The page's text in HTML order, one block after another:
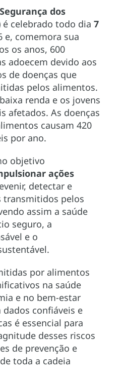
dos
é celebrado todo dia7
e, comemora sua
os anos, 600
adoecem devido aos
de doenças que
pelos alimentos.
renda e os jovens
afetados. As doenças
causam 420
por ano.
objetivo
ações
detectar e
transmitidos pelos
assim a saúde
seguro, a
e o
por alimentos
na saúde
e no bem-estar
confiáveis e
é essencial para
desses riscos
de prevenção e
toda a cadeia